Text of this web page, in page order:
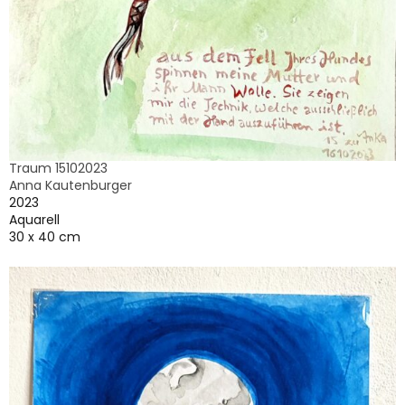
Traum 15102023
Anna Kautenburger
2023
Aquarell
30 x 40 cm